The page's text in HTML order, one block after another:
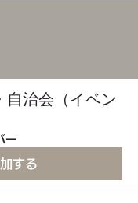
自治会（イベン
ー
する